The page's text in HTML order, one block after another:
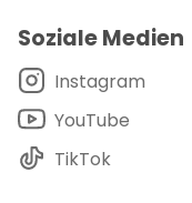
Soziale Medien
Instagram
YouTube
TikTok